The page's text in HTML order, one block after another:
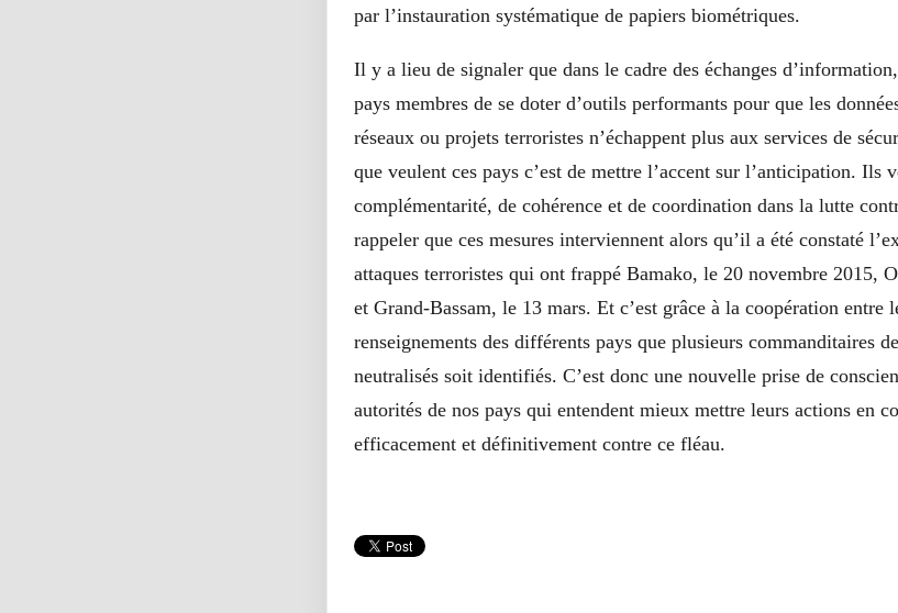
par l’instauration systématique de papiers biométriques.
Il y a lieu de signaler que dans le cadre des échanges
pays membres de se doter d’outils performants pour que les
réseaux ou projets terroristes n’échappent plus aux services de
que veulent ces pays c’est de mettre l’accent sur l’anticipation. Ils
complémentarité, de cohérence et de coordination dans la lutte
rappeler que ces mesures interviennent alors qu’il a été constaté
attaques terroristes qui ont frappé Bamako, le 20 novembre 2015,
et Grand-Bassam, le 13 mars. Et c’est grâce à la coopération entre
renseignements des différents pays que plusieurs commanditaires
neutralisés soit identifiés. C’est donc une nouvelle prise de
autorités de nos pays qui entendent mieux mettre leurs actions en
efficacement et définitivement contre ce fléau.